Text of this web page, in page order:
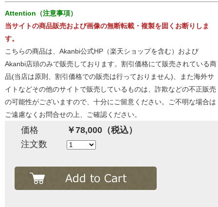
Attention（注意事項）
当サイトの商品販売および画像の無断転載・複製を固くお断りしま
す。
こちらの商品は、Akanbi公式HP（楽天ショップを含む）および
Akanbi店頭のみで販売しております。割引価格にて販売されている商
品(当店は原則、割引価格での販売は行っておりません)、また海外サ
イトなどその他のサイトで販売しているものは、詐欺などの不正販売
の可能性がございますので、十分にご留意ください。ご不明な場合は
ご遠慮なくお問合せの上、ご確認ください。
価格
￥78,000（税込）
注文数